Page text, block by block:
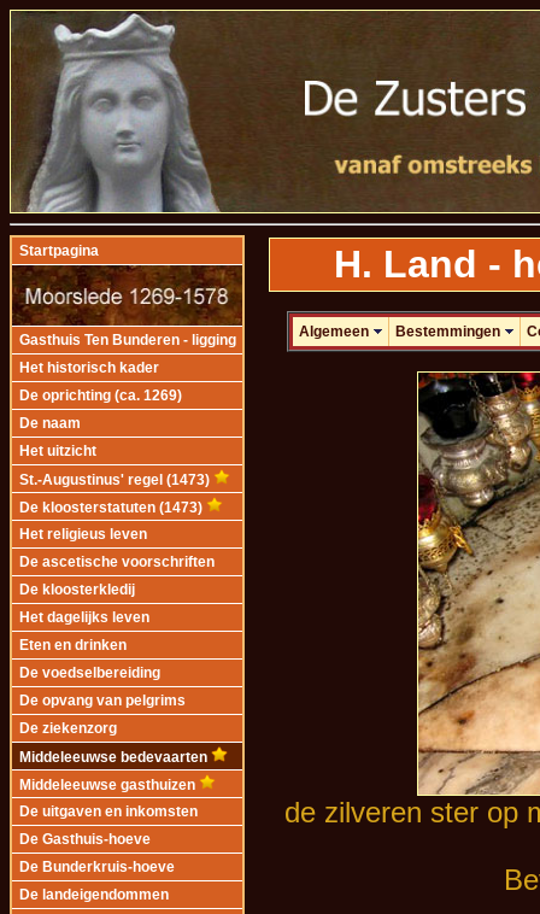
Startpagina
Gasthuis Ten Bunderen - ligging
Het historisch kader
De oprichting (ca. 1269)
De naam
Het uitzicht
St.-Augustinus' regel (1473)
De kloosterstatuten (1473)
Het religieus leven
De ascetische voorschriften
De kloosterkledij
Het dagelijks leven
Eten en drinken
De voedselbereiding
De opvang van pelgrims
De ziekenzorg
Middeleeuwse bedevaarten
Middeleeuwse gasthuizen
De uitgaven en inkomsten
De Gasthuis-hoeve
De Bunderkruis-hoeve
De landeigendommen
H. Land -
Algemeen Bestemmingen
de zilveren ster op